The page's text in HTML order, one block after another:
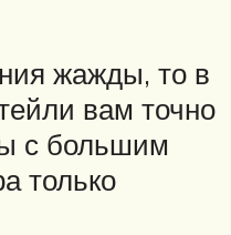
жажды, то в
вам точно
с большим
только